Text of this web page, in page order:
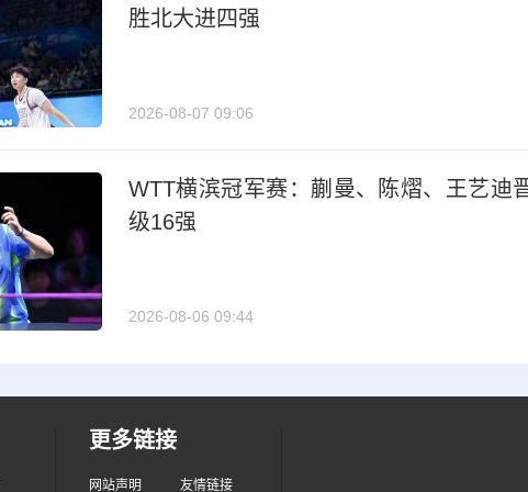
胜北大进四强
2026-08-07 09:06
WTT横滨冠军赛：蒯曼、陈熠、王艺迪
级16强
2026-08-06 09:44
更多链接
网站声明 友情链接